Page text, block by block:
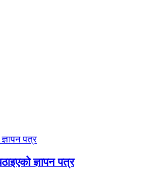
ज्ञापन पत्र